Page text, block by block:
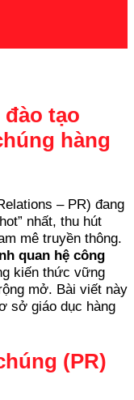
tạo
hàng
– PR) đang
nhất, thu hút
mê truyền thông.
quan hệ công
kiến thức vững
mở. Bài viết này
sở giáo dục hàng
(PR)